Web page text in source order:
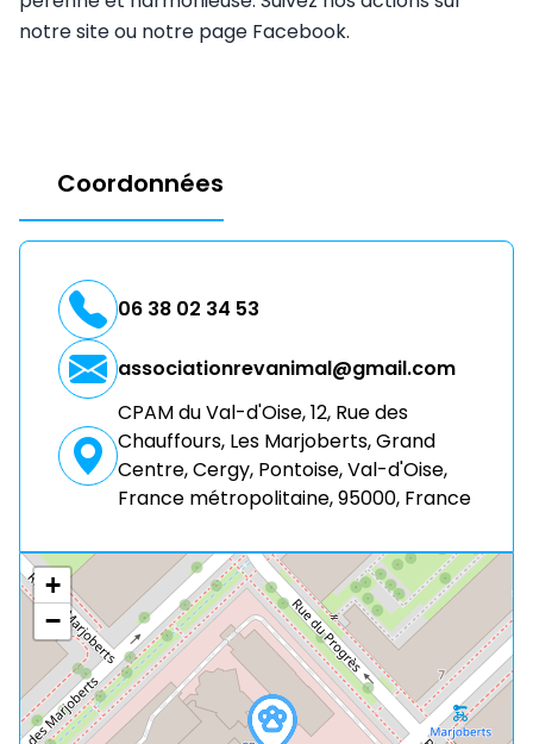
notre site ou notre page Facebook.
Coordonnées
06 38 02 34 53
associationrevanimal@gmail.com
CPAM du Val-d'Oise, 12, Rue des
Chauffours, Les Marjoberts, Grand
Centre, Cergy, Pontoise, Val-d'Oise,
France métropolitaine, 95000, France
+
−